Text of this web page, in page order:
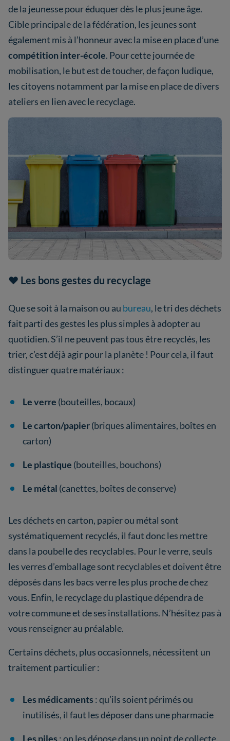
de la jeunesse pour éduquer dès le plus jeune âge.
Cible principale de la fédération, les jeunes sont
également mis à l’honneur avec la mise en place d’une
compétition inter-école. Pour cette journée de
mobilisation, le but est de toucher, de façon ludique,
les citoyens notamment par la mise en place de divers
ateliers en lien avec le recyclage.
❤️ Les bons gestes du recyclage
Que se soit à la maison ou au bureau, le tri des déchets
fait parti des gestes les plus simples à adopter au
quotidien. S’il ne peuvent pas tous être recyclés, les
trier, c’est déjà agir pour la planète ! Pour cela, il faut
distinguer quatre matériaux :
Le verre (bouteilles, bocaux)
Le carton/papier(briques alimentaires, boîtes en
carton)
Le plastique (bouteilles, bouchons)
Le métal (canettes, boîtes de conserve)
Les déchets en carton, papier ou métal sont
systématiquement recyclés, il faut donc les mettre
dans la poubelle des recyclables. Pour le verre, seuls
les verres d’emballage sont recyclables et doivent être
déposés dans les bacs verre les plus proche de chez
vous. Enfin, le recyclage du plastique dépendra de
votre commune et de ses installations. N’hésitez pas à
vous renseigner au préalable.
Certains déchets, plus occasionnels, nécessitent un
traitement particulier :
Les médicaments : qu’ils soient périmés ou
inutilisés, il faut les déposer dans une pharmacie
Les piles : on les dépose dans un point de collecte,